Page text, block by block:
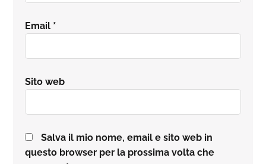
Email *
Sito web
Salva il mio nome, email e sito web in
questo browser per la prossima volta che